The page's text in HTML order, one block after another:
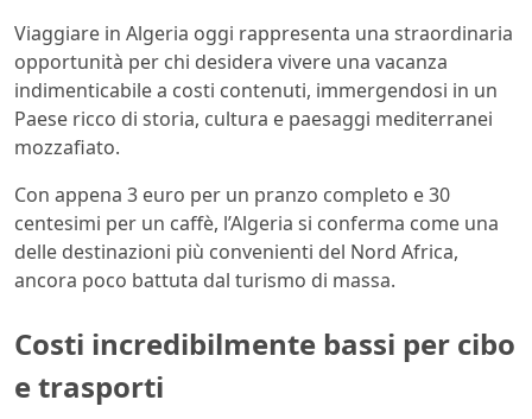
Viaggiare in Algeria oggi rappresenta una straordinaria
opportunità per chi desidera vivere una vacanza
indimenticabile a costi contenuti, immergendosi in un
Paese ricco di storia, cultura e paesaggi mediterranei
mozzafiato.
Con appena 3 euro per un pranzo completo e 30
centesimi per un caffè, l’Algeria si conferma come una
delle destinazioni più convenienti del Nord Africa,
ancora poco battuta dal turismo di massa.
Costi incredibilmente bassi per cibo
e trasporti